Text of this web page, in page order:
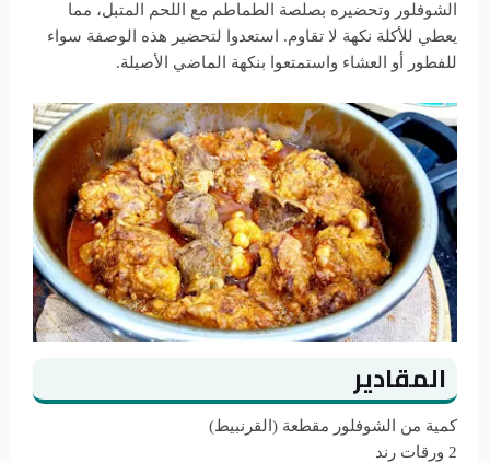
الشوفلور وتحضيره بصلصة الطماطم مع اللحم المتبل، مما
يعطي للأكلة نكهة لا تقاوم. استعدوا لتحضير هذه الوصفة سواء
للفطور أو العشاء واستمتعوا بنكهة الماضي الأصيلة.
المقادير
كمية من الشوفلور مقطعة (القرنبيط)
2 ورقات رند